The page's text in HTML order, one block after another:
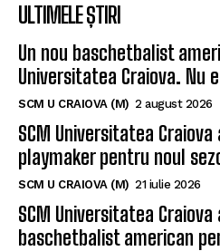
ULTIMELE ȘTIRI
Un nou baschetbalist
Universitatea Craiova. Nu
SCM U CRAIOVA (M) 2 august 2026
SCM Universitatea
playmaker pentru noul
SCM U CRAIOVA (M) 21 iulie 2026
SCM Universitatea
baschetbalist american